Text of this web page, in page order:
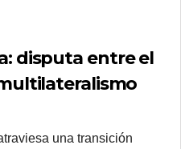
disputa entre el
una transición